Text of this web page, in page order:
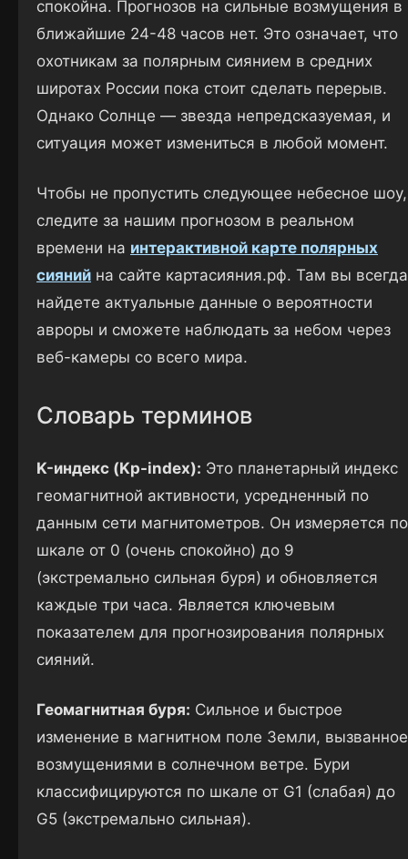
спокойна. Прогнозов на сильные возмущения в
ближайшие 24-48 часов нет. Это означает, что
охотникам за полярным сиянием в средних
широтах России пока стоит сделать перерыв.
Однако Солнце — звезда непредсказуемая, и
ситуация может измениться в любой момент.
Чтобы не пропустить следующее небесное шоу,
следите за нашим прогнозом в реальном
времени на интерактивной карте полярных
сияний на сайте картасияния.рф. Там вы всегда
найдете актуальные данные о вероятности
авроры и сможете наблюдать за небом через
веб-камеры со всего мира.
Словарь терминов
K-индекс (Kp-index): Это планетарный индекс
геомагнитной активности, усредненный по
данным сети магнитометров. Он измеряется по
шкале от 0 (очень спокойно) до 9
(экстремально сильная буря) и обновляется
каждые три часа. Является ключевым
показателем для прогнозирования полярных
сияний.
Геомагнитная буря: Сильное и быстрое
изменение в магнитном поле Земли, вызванное
возмущениями в солнечном ветре. Бури
классифицируются по шкале от G1 (слабая) до
G5 (экстремально сильная).